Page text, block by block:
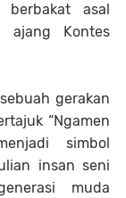
asal
ajang Kontes
gerakan
“Ngamen
simbol
insan seni
muda